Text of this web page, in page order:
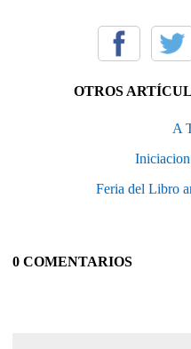
OTROS
A
Iniciacion
Feria del Libro
0 COMENTARIOS